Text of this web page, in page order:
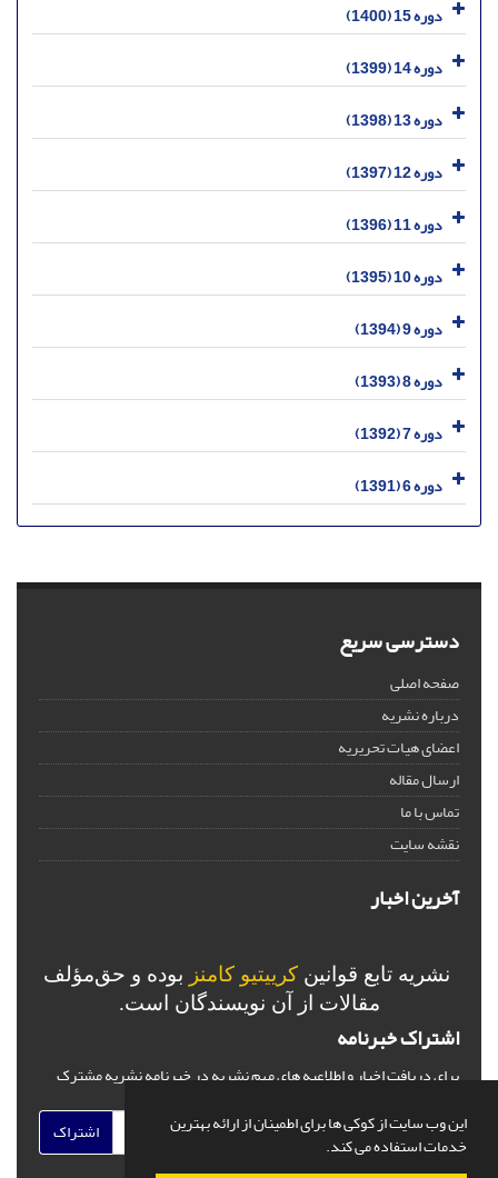
این وب سایت از کوکی ها برای اطمینان از ارائه بهترین
خدمات استفاده می کند.
دوره 15 (1400)
دوره 14 (1399)
دوره 13 (1398)
دوره 12 (1397)
دوره 11 (1396)
دوره 10 (1395)
دوره 9 (1394)
دوره 8 (1393)
دوره 7 (1392)
دوره 6 (1391)
دسترسی سریع
صفحه اصلی
درباره نشریه
اعضای هیات تحریریه
ارسال مقاله
تماس با ما
نقشه سایت
آخرین اخبار
نشریه تابع قوانین کرییتیو کامنز بوده و حق‌مؤلف
مقالات از آن نویسندگان است.
اشتراک خبرنامه
برای دریافت اخبار و اطلاعیه های مهم نشریه در خبرنامه نشریه مشترک
اشتراک